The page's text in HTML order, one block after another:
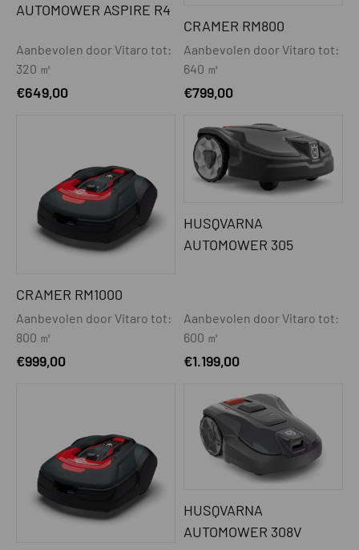
AUTOMOWER ASPIRE R4
Aanbevolen door Vitaro tot:
320 ㎡
€649,00
CRAMER RM800
Aanbevolen door Vitaro tot:
640 ㎡
€799,00
CRAMER RM1000
Aanbevolen door Vitaro tot:
800 ㎡
€999,00
HUSQVARNA
AUTOMOWER 305
Aanbevolen door Vitaro tot:
600 ㎡
€1.199,00
HUSQVARNA
AUTOMOWER 308V